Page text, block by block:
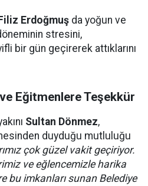
Filiz Erdoğmuş da yoğun ve
stresini,
bir gün geçirerek attıklarını
Eğitmenlere Teşekkür
Sultan Dönmez,
duyduğu mutluluğu
çok güzel vakit geçiriyor.
ve eğlencemizle harika
bu imkanları sunan Belediye